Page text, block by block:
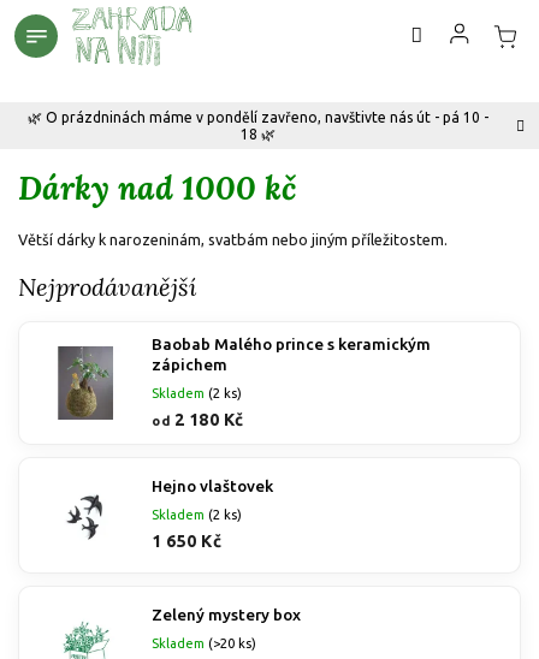
Přejít
na
🌿 O prázdninách máme v pondělí zavřeno, navštivte nás út - pá 10 -
18 🌿
Dárky nad 1000 kč
Větší dárky k narozeninám, svatbám nebo jiným příležitostem.
Nejprodávanější
Baobab Malého prince s keramickým
zápichem
Skladem (2 ks)
od 2 180 Kč
Hejno vlaštovek
Skladem (2 ks)
1 650 Kč
Zelený mystery box
Skladem (>20 ks)